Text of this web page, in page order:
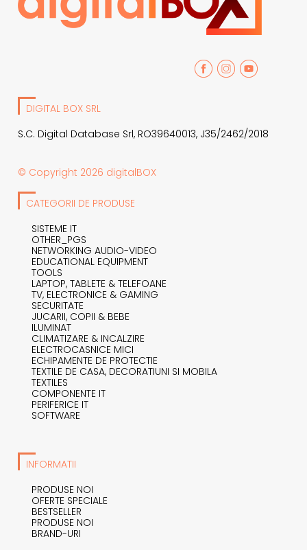
DIGITAL BOX SRL
S.C. Digital Database Srl, RO39640013, J35/2462/2018
© Copyright 2026 digitalBOX
CATEGORII DE PRODUSE
SISTEME IT
OTHER_PGS
NETWORKING AUDIO-VIDEO
EDUCATIONAL EQUIPMENT
TOOLS
LAPTOP, TABLETE & TELEFOANE
TV, ELECTRONICE & GAMING
SECURITATE
JUCARII, COPII & BEBE
ILUMINAT
CLIMATIZARE & INCALZIRE
ELECTROCASNICE MICI
ECHIPAMENTE DE PROTECTIE
TEXTILE DE CASA, DECORATIUNI SI MOBILA
TEXTILES
COMPONENTE IT
PERIFERICE IT
SOFTWARE
INFORMATII
PRODUSE NOI
OFERTE SPECIALE
BESTSELLER
PRODUSE NOI
BRAND-URI